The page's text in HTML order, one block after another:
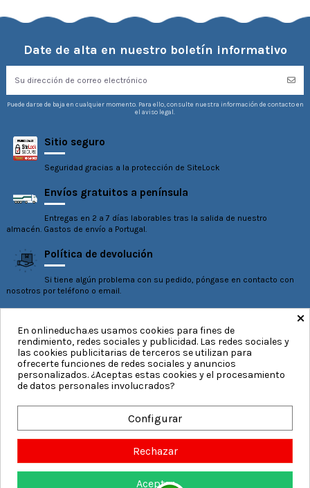
Date de alta en nuestro boletín informativo
Puede darse de baja en cualquier momento. Para ello, consulte nuestra información de contacto en
el aviso legal.
Sitio seguro
Seguridad gracias a la protección de SiteLock
Envíos gratuitos a península
Entregas en 2 a 7 días laborables tras la salida de nuestro
almacén. Gastos de envío a Portugal.
Política de devolución
Si tiene algún problema con su pedido, póngase en contacto con
nosotros por teléfono o email.
Nuestra empresa
Inicio
Aviso legal
Términos y condiciones
Mapa del sitio
Datos de contacto
On Line Ducha S.L.
pedidos@onlineducha.es
2015
×
En onlineducha.es usamos cookies para fines de
rendimiento, redes sociales y publicidad. Las redes sociales y
las cookies publicitarias de terceros se utilizan para
ofrecerte funciones de redes sociales y anuncios
personalizados. ¿Aceptas estas cookies y el procesamiento
de datos personales involucrados?
Configurar
Rechazar
Aceptar